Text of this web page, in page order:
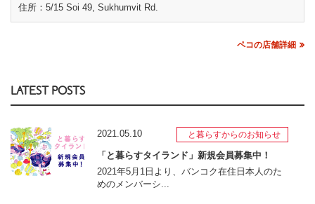
住所：5/15 Soi 49, Sukhumvit Rd.
ペコの店舗詳細
LATEST POSTS
2021.05.10 と暮らすからのお知らせ
「と暮らすタイランド」新規会員募集中！
2021年5月1日より、バンコク在住日本人のた
めのメンバーシ...